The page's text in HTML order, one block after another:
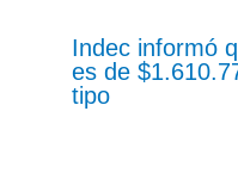
Indec informó
es de
tipo